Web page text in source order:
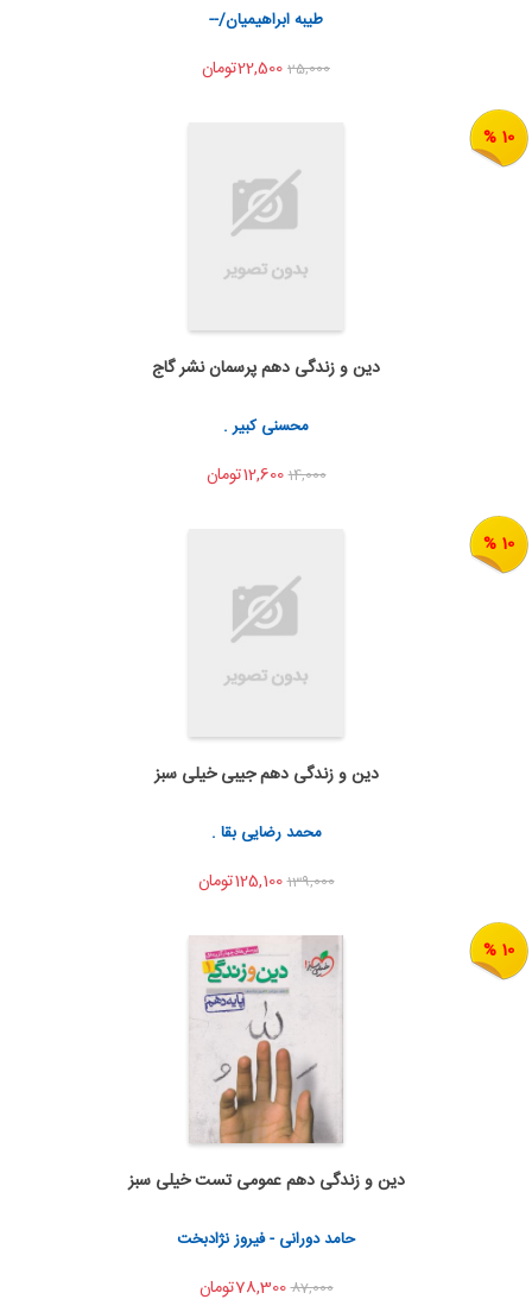
اشتراک گذاری
طیبه ابراهیمیان/--
25,000
10 %
به من اطلاع بده
اشتراک گذاری
دین و زندگی دهم پرسمان نشر گاج
محسنی کبیر .
14,00012,600تومان
10 %
به من اطلاع بده
اشتراک گذاری
دین و زندگی دهم جیبی خیلی سبز
محمد رضایی بقا .
139,000125,100تومان
10 %
به من اطلاع بده
اشتراک گذاری
دین و زندگی دهم عمومی تست خیلی سبز
حامد دورانی - فیروز نژادبخت
87,00078,300تومان